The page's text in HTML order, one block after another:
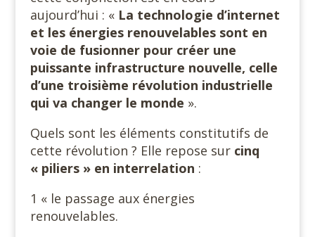
aujourd’hui : « La technologie d’internet
et les énergies renouvelables sont en
voie de fusionner pour créer une
puissante infrastructure nouvelle, celle
d’une troisième révolution industrielle
qui va changer le monde ».
Quels sont les éléments constitutifs de
cette révolution ? Elle repose sur cinq
« piliers » en interrelation :
1 « le passage aux énergies
renouvelables.